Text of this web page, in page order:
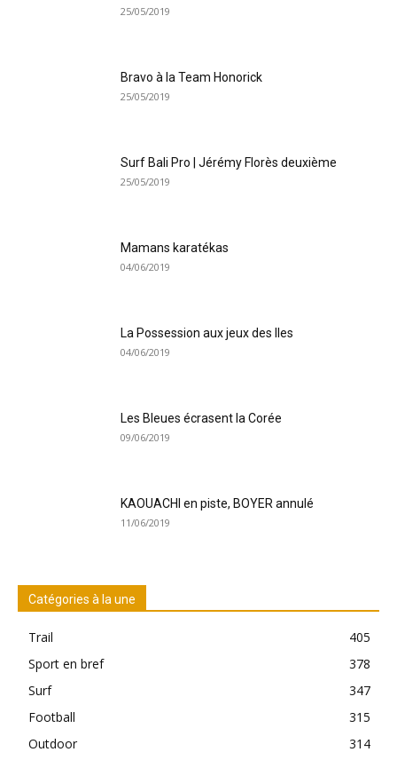
25/05/2019
Bravo à la Team Honorick
25/05/2019
Surf Bali Pro | Jérémy Florès deuxième
25/05/2019
Mamans karatékas
04/06/2019
La Possession aux jeux des Iles
04/06/2019
Les Bleues écrasent la Corée
09/06/2019
KAOUACHI en piste, BOYER annulé
11/06/2019
Catégories à la une
Trail
405
Sport en bref
378
Surf
347
Football
315
Outdoor
314